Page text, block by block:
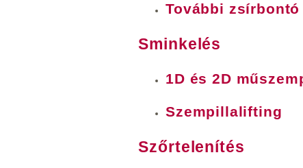
További
Sminkelés
1D és 2D
Szempillalifting
Szőrtelenítés